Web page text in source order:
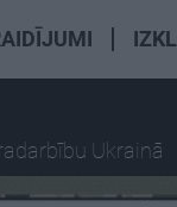
Ukrainā